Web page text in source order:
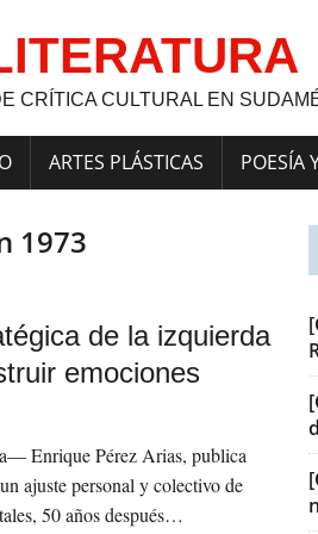
CRÍTICA CULTURAL EN
ARTES PLÁSTICAS POESÍA
1973
de la izquierda
emociones
Enrique Pérez Arias, publica
ajuste personal y colectivo de
50 años después…